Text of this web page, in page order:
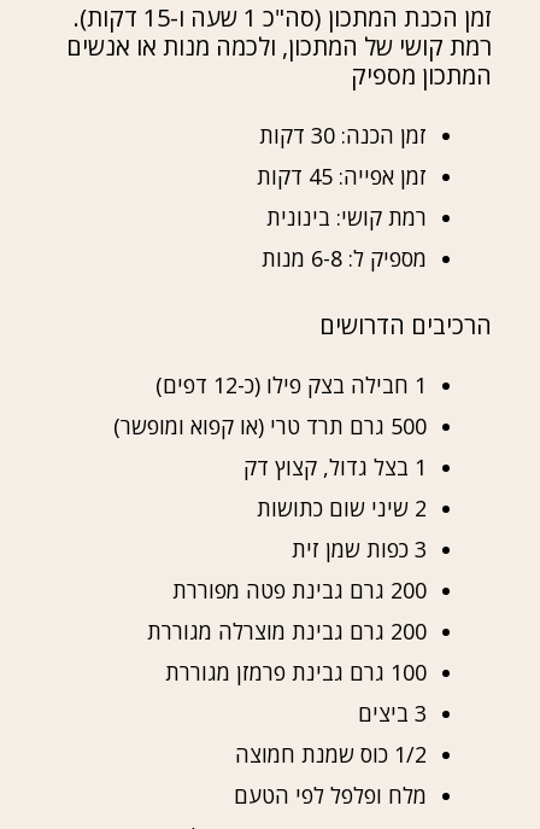
זמן הכנת המתכון (סה"כ 1 שעה ו-15 דקות).
רמת קושי של המתכון, ולכמה מנות או אנשים
המתכון מספיק
זמן הכנה: 30 דקות
זמן אפייה: 45 דקות
רמת קושי: בינונית
מספיק ל: 6-8 מנות
הרכיבים הדרושים
1 חבילה בצק פילו (כ-12 דפים)
500 גרם תרד טרי (או קפוא ומופשר)
1 בצל גדול, קצוץ דק
2 שיני שום כתושות
3 כפות שמן זית
200 גרם גבינת פטה מפוררת
200 גרם גבינת מוצרלה מגוררת
100 גרם גבינת פרמזן מגוררת
3 ביצים
1/2 כוס שמנת חמוצה
מלח ופלפל לפי הטעם